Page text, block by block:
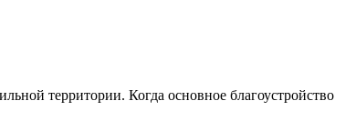
территории. Когда основное благоустройство